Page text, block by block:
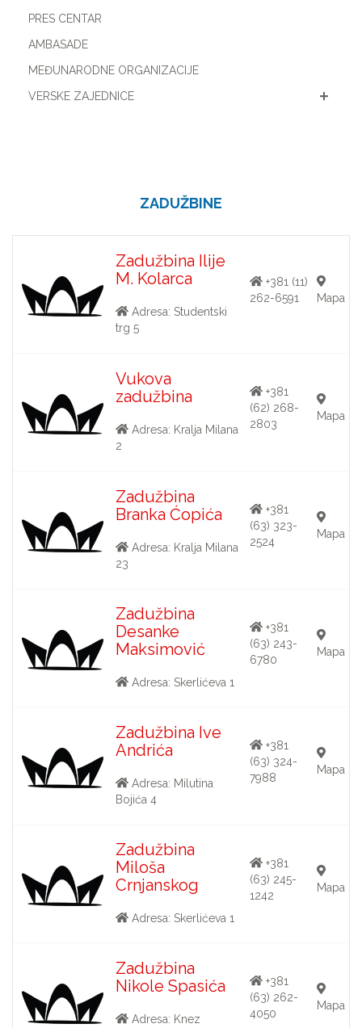
PRES CENTAR
AMBASADE
MEĐUNARODNE ORGANIZACIJE
VERSKE ZAJEDNICE
ZADUŽBINE
Zadužbina Ilije
M. Kolarca
Adresa: Studentski
trg 5
+381 (11)
262-6591
Mapa
Vukova
zadužbina
Adresa: Kralja Milana
2
+381
(62) 268-
2803
Mapa
Zadužbina
Branka Ćopića
Adresa: Kralja Milana
23
+381
(63) 323-
2524
Mapa
Zadužbina
Desanke
Maksimović
Adresa: Skerlićeva 1
+381
(63) 243-
6780
Mapa
Zadužbina Ive
Andrića
Adresa: Milutina
Bojića 4
+381
(63) 324-
7988
Mapa
Zadužbina
Miloša
Crnjanskog
Adresa: Skerlićeva 1
+381
(63) 245-
1242
Mapa
Zadužbina
Nikole Spasića
Adresa: Knez
+381
(63) 262-
4050
Mapa